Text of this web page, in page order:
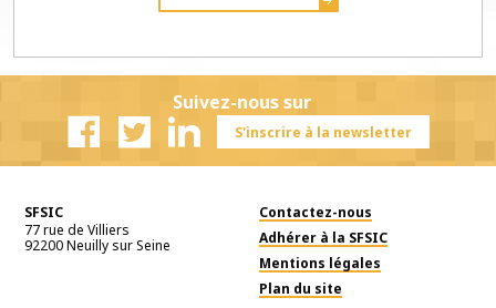
Suivez-nous sur
S'inscrire à la newsletter
SFSIC
77 rue de Villiers
92200Neuilly sur Seine
Contactez-nous
Adhérer à la SFSIC
Mentions légales
Plan du site